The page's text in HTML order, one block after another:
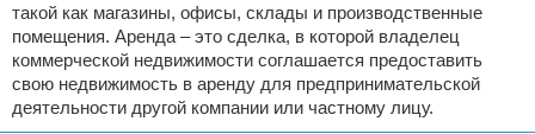
такой как магазины, офисы, склады и производственные
помещения. Аренда – это сделка, в которой владелец
коммерческой недвижимости соглашается предоставить
свою недвижимость в аренду для предпринимательской
деятельности другой компании или частному лицу.